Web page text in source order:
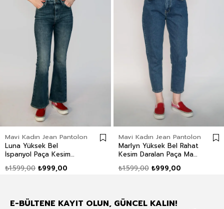
Mavi Kadın Jean Pantolon
Luna Yüksek Bel
İspanyol Paça Kesim
Mid Kadın Jean Pantolon
₺999,00
₺1.599,00
Mavi Kadın Jean Pantolon
Marlyn Yüksek Bel Rahat
Kesim Daralan Paça Mavi
₺999,00
₺1.599,00
E-BÜLTENE KAYIT OLUN, GÜNCEL KALIN!